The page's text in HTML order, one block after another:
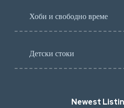
Хоби и свободно време
Детски стоки
Newest